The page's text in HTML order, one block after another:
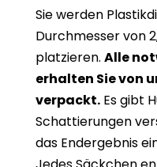
Sie werden
Durchmesser von
platzieren. Alle
erhalten Sie von
verpackt. Es gibt
Schattierungen
das Endergebnis